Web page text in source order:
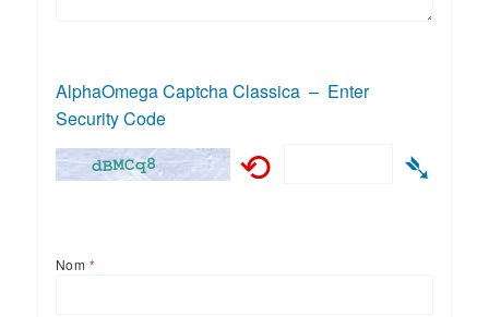
AlphaOmega Captcha Classica – Enter
Security Code
⟲ ➴
Nom *